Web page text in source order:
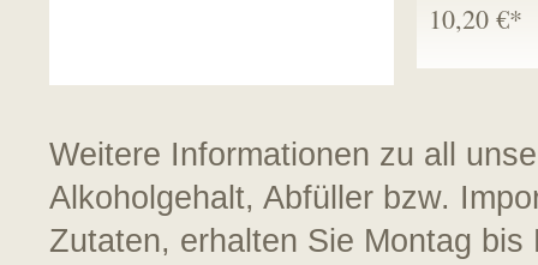
10,20 €*
Weitere Informationen zu all
Alkoholgehalt, Abfüller bzw.
Zutaten, erhalten Sie Montag